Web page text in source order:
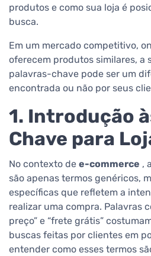
produtos e como sua loja é
busca.
Em um mercado competitivo,
oferecem produtos similares, a
palavras-chave pode ser um
encontrada ou não por seus
1. Introdução
Chave para
No contexto de e-commerce ,
são apenas termos genéricos,
específicas que refletem a
realizar uma compra. Palavras
preço” e “frete grátis”
buscas feitas por clientes em
entender como esses termos